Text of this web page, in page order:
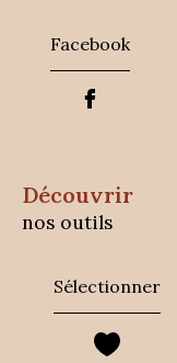
Facebook
découvrir
nos outils
Sélectionner